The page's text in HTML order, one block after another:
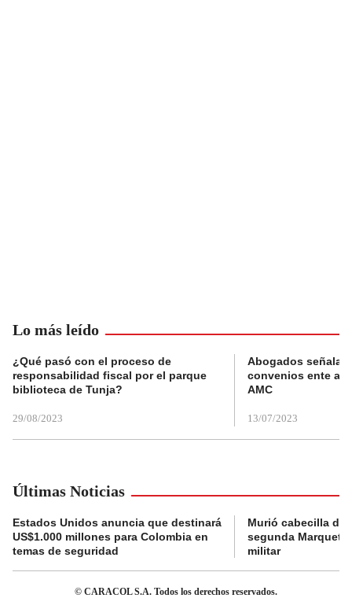
Lo más leído
¿Qué pasó con el proceso de
responsabilidad fiscal por el parque
biblioteca de Tunja?
29/08/2023
Abogados
convenios ente
AMC
13/07/2023
Últimas Noticias
Estados Unidos anuncia que destinará
US$1.000 millones para Colombia en
temas de seguridad
Murió cabecilla de
segunda
militar
© CARACOL S.A. Todos los derechos reservados.